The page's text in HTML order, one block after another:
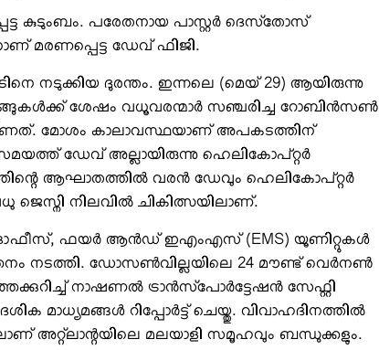
കുടുംബം. പരേതനായ പാസ്റ്റര്‍ ദെസ്‌തോസ്
മരണപ്പെട്ട ഡേവ് ഫിജി.
നടുക്കിയ ദുരന്തം. ഇന്നലെ (മെയ് 29) ആയിരുന്നു
ശേഷം വധൂവരന്മാര്‍ സഞ്ചരിച്ച റോബിന്‍സണ്‍
മോശം കാലാവസ്ഥയാണ് അപകടത്തിന്
ഡേവ് അല്ലായിരുന്നു ഹെലികോപ്റ്റര്‍
ആഘാതത്തില്‍ വരന്‍ ഡേവും ഹെലികോപ്റ്റര്‍
ജെസ്നി നിലവില്‍ ചികിത്സയിലാണ്.
ഫയര്‍ ആന്‍ഡ് ഇഎംഎസ് (EMS) യൂണിറ്റുകള്‍
നടത്തി. ഡോസണ്‍വില്ലയിലെ 24 മൗണ്ട് വെര്‍നണ്‍
നാഷണല്‍ ട്രാന്‍സ്‌പോര്‍ട്ടേഷന്‍ സേഫ്റ്റി
മാധ്യമങ്ങള്‍ റിപ്പോര്‍ട്ട് ചെയ്തു. വിവാഹദിനത്തില്‍
അറ്റ്‌ലാന്റയിലെ മലയാളി സമൂഹവും ബന്ധുക്കളും.